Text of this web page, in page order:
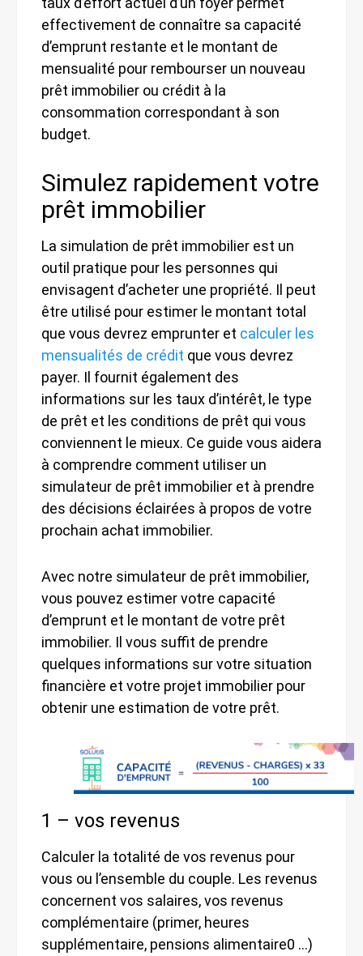
effectivement de connaître sa capacité
d’emprunt restante et le montant de
mensualité pour rembourser un nouveau
prêt immobilier ou crédit à la
consommation correspondant à son
budget.
Simulez rapidement votre
prêt immobilier
La simulation de prêt immobilier est un
outil pratique pour les personnes qui
envisagent d’acheter une propriété. Il peut
être utilisé pour estimer le montant total
que vous devrez emprunter et calculer les
mensualités de crédit que vous devrez
payer. Il fournit également des
informations sur les taux d’intérêt, le type
de prêt et les conditions de prêt qui vous
conviennent le mieux. Ce guide vous aidera
à comprendre comment utiliser un
simulateur de prêt immobilier et à prendre
des décisions éclairées à propos de votre
prochain achat immobilier.
Avec notre simulateur de prêt immobilier,
vous pouvez estimer votre capacité
d’emprunt et le montant de votre prêt
immobilier. Il vous suffit de prendre
quelques informations sur votre situation
financière et votre projet immobilier pour
obtenir une estimation de votre prêt.
1 – vos revenus
Calculer la totalité de vos revenus pour
vous ou l’ensemble du couple. Les revenus
concernent vos salaires, vos revenus
complémentaire (primer, heures
supplémentaire, pensions alimentaire0 …)